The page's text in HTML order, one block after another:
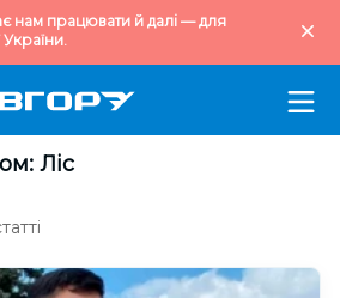
нам працювати й далі — для
Ліс